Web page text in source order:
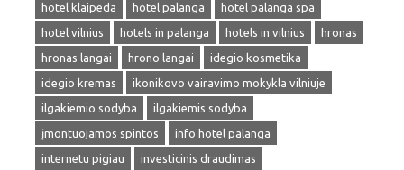
hotel klaipeda
hotel palanga
hotel palanga spa
hotel vilnius
hotels in palanga hotels in vilnius
hronas
hronas langai
hrono langai
idegio kosmetika
idegio kremas
ikonikovo vairavimo mokykla vilniuje
ilgakiemio sodyba
ilgakiemis sodyba
įmontuojamos spintos
info hotel palanga
internetu pigiau
investicinis draudimas